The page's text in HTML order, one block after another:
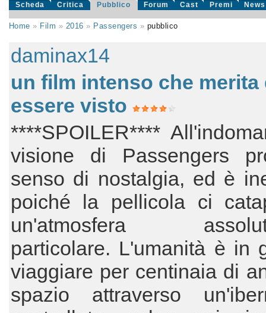
Scheda Critica Pubblico Forum Cast Premi News
Home » Film » 2016 » Passengers » pubblico
daminax14
un film intenso che merita
essere visto
****SPOILER****
visione di Passengers
senso di nostalgia, ed è
poiché la pellicola ci
un'atmosfera
particolare. L'umanità è in
viaggiare per centinaia di
spazio attraverso